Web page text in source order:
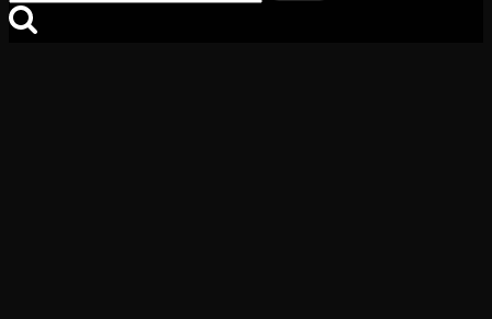
for: